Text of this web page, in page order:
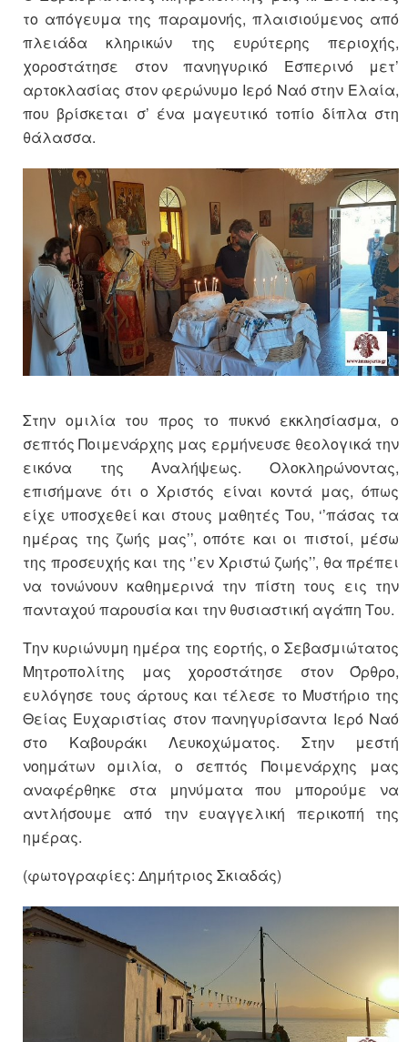
το απόγευμα της παραμονής, πλαισιούμενος από
πλειάδα κληρικών της ευρύτερης περιοχής,
χοροστάτησε στον πανηγυρικό Εσπερινό μετ’
αρτοκλασίας στον φερώνυμο Ιερό Ναό στην Ελαία,
που βρίσκεται σ’ ένα μαγευτικό τοπίο δίπλα στη
θάλασσα.
Στην ομιλία του προς το πυκνό εκκλησίασμα, ο
σεπτός Ποιμενάρχης μας ερμήνευσε θεολογικά την
εικόνα της Αναλήψεως. Ολοκληρώνοντας,
επισήμανε ότι ο Χριστός είναι κοντά μας, όπως
είχε υποσχεθεί και στους μαθητές Του, ‘’πάσας τα
ημέρας της ζωής μας’’, οπότε και οι πιστοί, μέσω
της προσευχής και της ‘’εν Χριστώ ζωής’’, θα πρέπει
να τονώνουν καθημερινά την πίστη τους εις την
πανταχού παρουσία και την θυσιαστική αγάπη Του.
Την κυριώνυμη ημέρα της εορτής, ο Σεβασμιώτατος
Μητροπολίτης μας χοροστάτησε στον Όρθρο,
ευλόγησε τους άρτους και τέλεσε το Μυστήριο της
Θείας Ευχαριστίας στον πανηγυρίσαντα Ιερό Ναό
στο Καβουράκι Λευκοχώματος. Στην μεστή
νοημάτων ομιλία, ο σεπτός Ποιμενάρχης μας
αναφέρθηκε στα μηνύματα που μπορούμε να
αντλήσουμε από την ευαγγελική περικοπή της
ημέρας.
(φωτογραφίες: Δημήτριος Σκιαδάς)